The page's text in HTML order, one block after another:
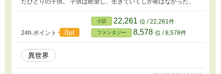
たひとりの子供。 子供は絶望し、生きていくしか術はなかった。
24h.ポイント 0pt
小説 22,261 位 / 22,261件
ファンタジー 8,578 位 / 8,578件
異世界